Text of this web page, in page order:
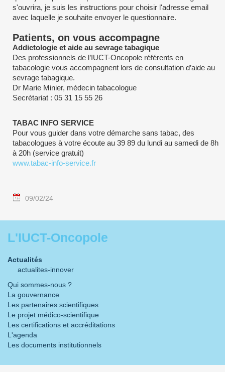
s'ouvrira, je suis les instructions pour choisir l'adresse email
avec laquelle je souhaite envoyer le questionnaire.
Patients, on vous accompagne
Addictologie et aide au sevrage tabagique
Des professionnels de l’IUCT-Oncopole référents en
tabacologie vous accompagnent lors de consultation d’aide au
sevrage tabagique.
Dr Marie Minier, médecin tabacologue
Secrétariat : 05 31 15 55 26
TABAC INFO SERVICE
Pour vous guider dans votre démarche sans tabac, des
tabacologues à votre écoute au 39 89 du lundi au samedi de 8h
à 20h (service gratuit)
www.tabac-info-service.fr
09/02/24
L'IUCT-Oncopole
Actualités
actualites-innover
Qui sommes-nous ?
La gouvernance
Les partenaires scientifiques
Le projet médico-scientifique
Les certifications et accréditations
L'agenda
Les documents institutionnels